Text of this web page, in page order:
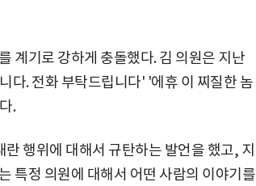
계기로 강하게 충돌했다. 김 의원은 지난
다. 전화 부탁드립니다' '에휴 이 찌질한 놈
.
행위에 대해서 규탄하는 발언을 했고, 지
특정 의원에 대해서 어떤 사람의 이야기를